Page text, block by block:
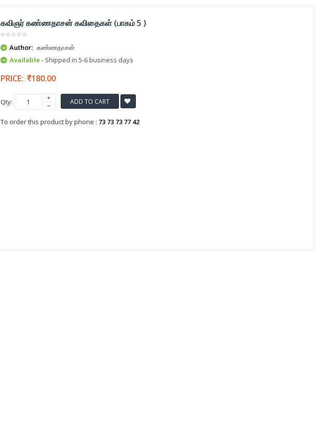
கவிஞர் கண்ணதாசன் கவிதைகள் (பாகம் 5 )
Author: கண்ணதாசன்
Available- Shipped in 5-6 business days
PRICE: 180.00
Qty: ADD TO CART
To order this product by phone : 73 73 73 77 42